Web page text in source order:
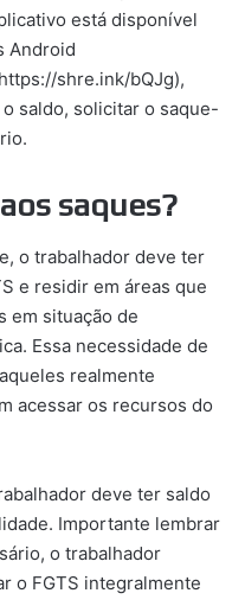
está disponível
Android
shre.ink/bQJg),
saldo, solicitar o saque-
saques?
o trabalhador deve ter
e residir em áreas que
em situação de
Essa necessidade de
realmente
acessar os recursos do
deve ter saldo
Importante lembrar
o trabalhador
o FGTS integralmente